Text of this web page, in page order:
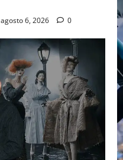
agosto 6, 2026 0